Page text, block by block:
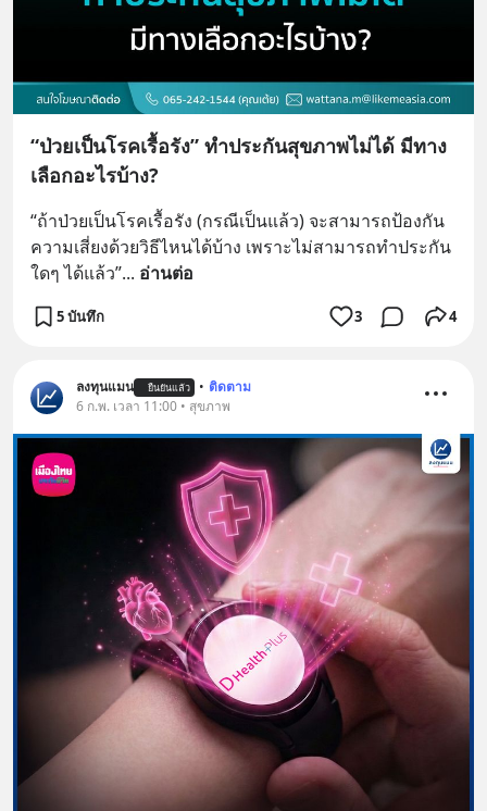
“ป่วยเป็นโรคเรื้อรัง” ทำประกันสุขภาพไม่ได้ มีทาง
เลือกอะไรบ้าง?
“ถ้าป่วยเป็นโรคเรื้อรัง (กรณีเป็นแล้ว) จะสามารถป้องกัน
ความเสี่ยงด้วยวิธีไหนได้บ้าง เพราะไม่สามารถทำประกัน
ใดๆ ได้แล้ว”... อ่านต่อ
5 บันทึก 3 4
ลงทุนแมน ยืนยันแล้ว • ติดตาม
6 ก.พ. เวลา 11:00 • สุขภาพ